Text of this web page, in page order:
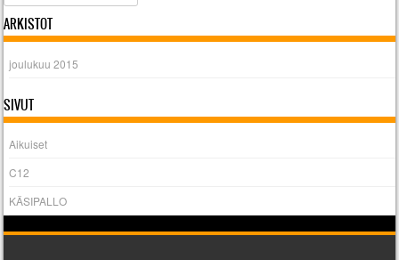
ARKISTOT
joulukuu 2015
SIVUT
Aikuiset
C12
KÄSIPALLO